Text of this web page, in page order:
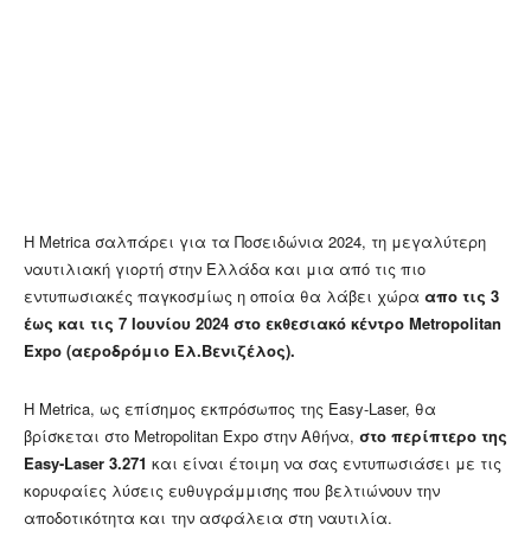
Η Metrica σαλπάρει για τα Ποσειδώνια 2024, τη μεγαλύτερη
ναυτιλιακή γιορτή στην Ελλάδα και μια από τις πιο
εντυπωσιακές παγκοσμίως η οποία θα λάβει χώρα απο τις 3
έως και τις 7 Ιουνίου 2024 στο εκθεσιακό κέντρο Metropolitan
Expo (αεροδρόμιο Ελ.Βενιζέλος).
Η Metrica, ως επίσημος εκπρόσωπος της Easy-Laser, θα
βρίσκεται στο Metropolitan Expo στην Αθήνα, στο περίπτερο της
Easy-Laser 3.271 και είναι έτοιμη να σας εντυπωσιάσει με τις
κορυφαίες λύσεις ευθυγράμμισης που βελτιώνουν την
αποδοτικότητα και την ασφάλεια στη ναυτιλία.